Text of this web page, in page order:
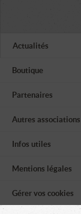
Actualités
Boutique
Partenaires
Autres associations
Infos utiles
Mentions légales
Gérer vos cookies